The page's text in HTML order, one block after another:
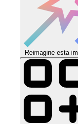
Reimagine esta